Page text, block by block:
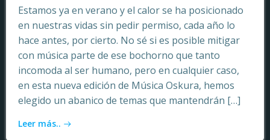
Estamos ya en verano y el calor se ha posicionado
en nuestras vidas sin pedir permiso, cada año lo
hace antes, por cierto. No sé si es posible mitigar
con música parte de ese bochorno que tanto
incomoda al ser humano, pero en cualquier caso,
en esta nueva edición de Música Oskura, hemos
elegido un abanico de temas que mantendrán […]
Leer más..